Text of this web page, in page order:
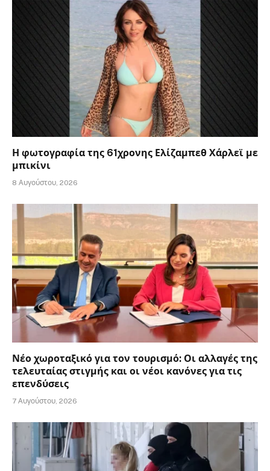
Η φωτογραφία της 61χρονης Ελίζαμπεθ Χάρλεϊ με
μπικίνι
8 Αυγούστου, 2026
Νέο χωροταξικό για τον τουρισμό: Οι αλλαγές της
τελευταίας στιγμής και οι νέοι κανόνες για τις
επενδύσεις
7 Αυγούστου, 2026